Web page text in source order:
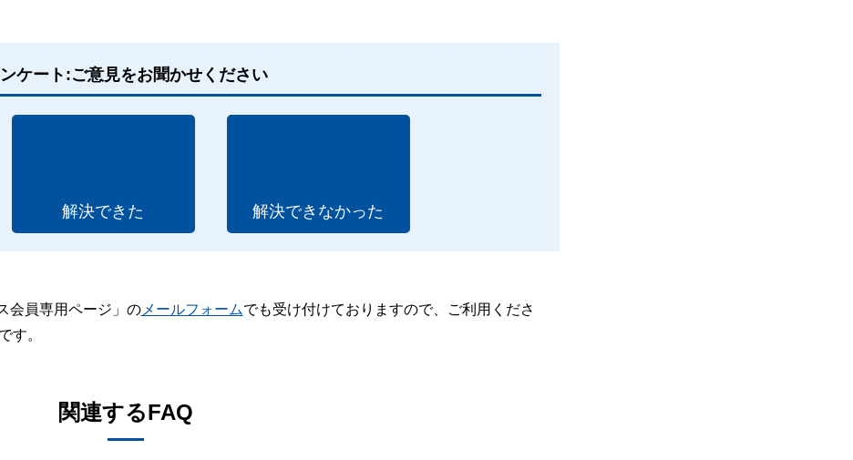
ケート:ご意見をお聞かせください
解決できた 解決できなかった
会員専用ページ」のメールフォームでも受け付けておりますので、ご利用くださ
す。
関連するFAQ